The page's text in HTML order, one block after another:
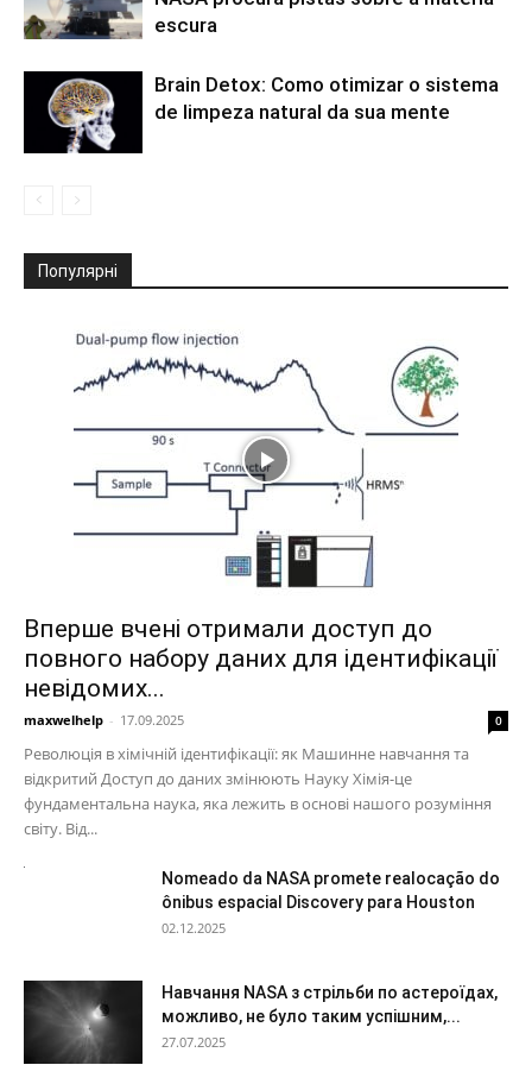
escura
Brain Detox: Como otimizar o sistema
de limpeza natural da sua mente
Популярні
Вперше вчені отримали доступ до
повного набору даних для ідентифікації
невідомих...
maxwelhelp - 17.09.2025 0
Революція в хімічній ідентифікації: як Машинне навчання та
відкритий Доступ до даних змінюють Науку Хімія-це
фундаментальна наука, яка лежить в основі нашого розуміння
світу. Від...
Nomeado da NASA promete realocação do
ônibus espacial Discovery para Houston
02.12.2025
Навчання NASA з стрільби по астероїдах,
можливо, не було таким успішним,...
27.07.2025